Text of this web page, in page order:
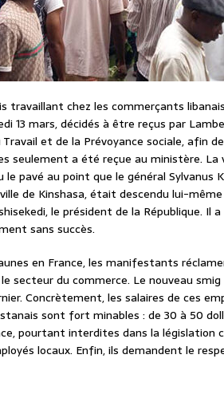
travaillant chez les commerçants
13 mars, décidés à être reçus par
et de la Prévoyance sociale, afin
seulement a été reçue au ministère. La
pavé au point que le général Sylvanus
de Kinshasa, était descendu lui-même
le président de la République. Il
sans succès.
en France, les manifestants
secteur du commerce. Le nouveau smig
Concrètement, les salaires de ces
sont fort minables : de 30 à 50
pourtant interdites dans la législation
locaux. Enfin, ils demandent le